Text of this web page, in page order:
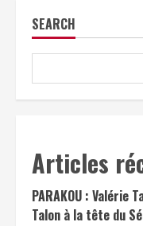
SEARCH
Articles
PARAKOU : Valérie
Talon à la tête du